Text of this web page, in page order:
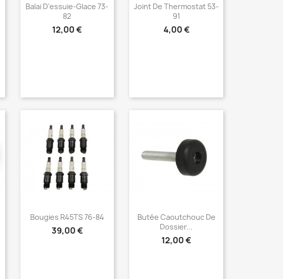
Aperçu rapide
Balai D'essuie-Glace 73-
82
12,00 €
Aperçu rapide
Joint De Thermostat 53-
91
4,00 €
Aperçu rapide
Bougies R45TS 76-84
39,00 €
Aperçu rapide
Butée Caoutchouc De
Dossier...
12,00 €